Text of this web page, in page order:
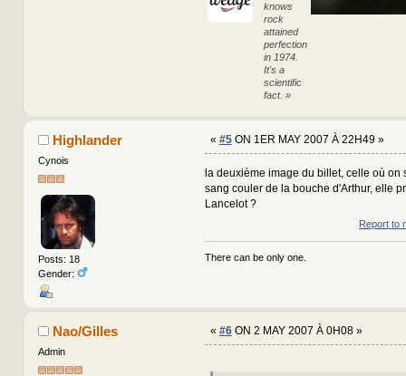
knows
rock
attained
perfection
in 1974.
It's a
scientific
fact. »
Highlander
Cynois
Posts: 18
Gender:
« #5ON 1ER MAY 2007 À 22H49 »
la deuxième image du billet, celle où on
sang couler de la bouche d'Arthur, elle
Lancelot ?
Report to
There can be only one.
Nao/Gilles
Admin
« #6ON 2 MAY 2007 À 0H08 »